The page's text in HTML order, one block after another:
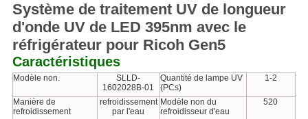
Système de traitement UV de longueur
d'onde UV de LED 395nm avec le
réfrigérateur pour Ricoh Gen5
Caractéristiques
Modèle non.
SLLD-
1602028B-01
Quantité de lampe UV
(PCs)
1-2
Manière de
refroidissement
refroidissement
par l'eau
Modèle non du
refroidisseur d'eau
520